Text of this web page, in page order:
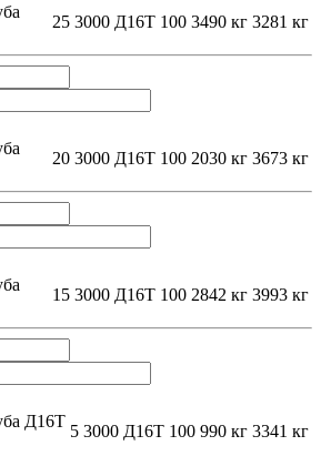
25 3000 Д16Т 100 3490 кг 3281 кг
20 3000 Д16Т 100 2030 кг 3673 кг
15 3000 Д16Т 100 2842 кг 3993 кг
Д16Т
5 3000 Д16Т 100 990 кг 3341 кг